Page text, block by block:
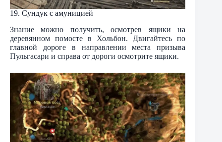
19. Сундук с амуницией
Знание можно получить, осмотрев ящики на
деревянном помосте в Хольбон. Двигайтесь по
главной дороге в направлении места призыва
Пульгасари и справа от дороги осмотрите ящики.